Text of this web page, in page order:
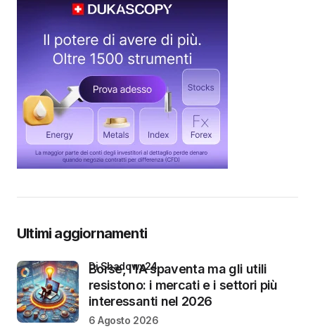
Ultimi aggiornamenti
Borse, l’IA spaventa ma gli utili
resistono: i mercati e i settori più
interessanti nel 2026
di Shadowx24
6 Agosto 2026